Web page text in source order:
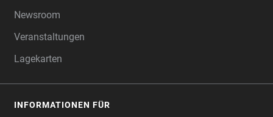
Newsroom
Veranstaltungen
Lagekarten
INFORMATIONEN FÜR